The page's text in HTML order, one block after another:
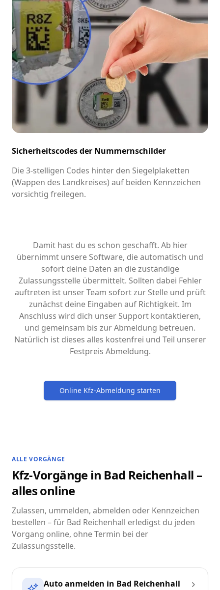
Sicherheitscodes der Nummernschilder
Die 3-stelligen Codes hinter den Siegelplaketten
(Wappen des Landkreises) auf beiden Kennzeichen
vorsichtig freilegen.
Damit hast du es schon geschafft. Ab hier
übernimmt unsere Software, die automatisch und
sofort deine Daten an die zuständige
Zulassungsstelle übermittelt. Sollten dabei Fehler
auftreten ist unser Team sofort zur Stelle und prüft
zunächst deine Eingaben auf Richtigkeit. Im
Anschluss wird dich unser Support kontaktieren,
und gemeinsam bis zur Abmeldung betreuen.
Natürlich ist dieses alles kostenfrei und Teil unserer
Festpreis Abmeldung.
Online Kfz-Abmeldung starten
ALLE VORGÄNGE
Kfz-Vorgänge in Bad Reichenhall –
alles online
Zulassen, ummelden, abmelden oder Kennzeichen
bestellen – für Bad Reichenhall erledigst du jeden
Vorgang online, ohne Termin bei der
Zulassungsstelle.
Auto anmelden in Bad Reichenhall